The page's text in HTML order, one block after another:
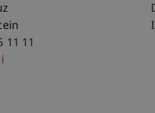
11 11